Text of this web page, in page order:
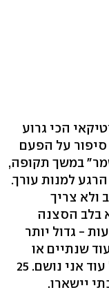
הכי גרוע
סיפור על הפעם
במשך תקופה,
למנות עורך.
ולא צריך
בלב הסצנה
- גדול יותר
שבעוד שנתיים או
שלוש לא יהיו שם. ואני אהיה שם כל עוד אני נושם. 25
יישארו.